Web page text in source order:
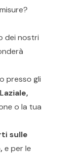
dei nostri
presso gli
o la tua
sulle
e per le